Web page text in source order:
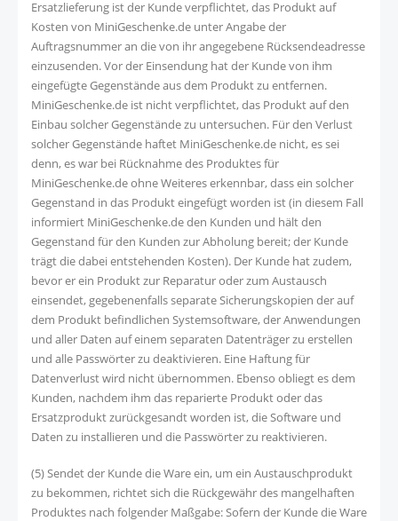
Ersatzlieferung ist der Kunde verpflichtet, das Produkt auf
Kosten von MiniGeschenke.de unter Angabe der
Auftragsnummer an die von ihr angegebene Rücksendeadresse
einzusenden. Vor der Einsendung hat der Kunde von ihm
eingefügte Gegenstände aus dem Produkt zu entfernen.
MiniGeschenke.de ist nicht verpflichtet, das Produkt auf den
Einbau solcher Gegenstände zu untersuchen. Für den Verlust
solcher Gegenstände haftet MiniGeschenke.de nicht, es sei
denn, es war bei Rücknahme des Produktes für
MiniGeschenke.de ohne Weiteres erkennbar, dass ein solcher
Gegenstand in das Produkt eingefügt worden ist (in diesem Fall
informiert MiniGeschenke.de den Kunden und hält den
Gegenstand für den Kunden zur Abholung bereit; der Kunde
trägt die dabei entstehenden Kosten). Der Kunde hat zudem,
bevor er ein Produkt zur Reparatur oder zum Austausch
einsendet, gegebenenfalls separate Sicherungskopien der auf
dem Produkt befindlichen Systemsoftware, der Anwendungen
und aller Daten auf einem separaten Datenträger zu erstellen
und alle Passwörter zu deaktivieren. Eine Haftung für
Datenverlust wird nicht übernommen. Ebenso obliegt es dem
Kunden, nachdem ihm das reparierte Produkt oder das
Ersatzprodukt zurückgesandt worden ist, die Software und
Daten zu installieren und die Passwörter zu reaktivieren.
(5) Sendet der Kunde die Ware ein, um ein Austauschprodukt
zu bekommen, richtet sich die Rückgewähr des mangelhaften
Produktes nach folgender Maßgabe: Sofern der Kunde die Ware